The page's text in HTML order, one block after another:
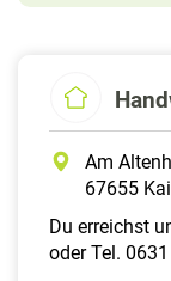
Am
67655
Du erreichst
oder Tel.